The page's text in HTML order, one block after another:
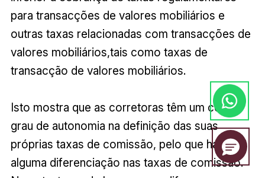
para transacções de valores mobiliários e
outras taxas relacionadas com transacções de
valores mobiliários,tais como taxas de
transacção de valores mobiliários.
Isto mostra que as corretoras têm um certo
grau de autonomia na definição das suas
próprias taxas de comissão, pelo que haverá
alguma diferenciação nas taxas de comissão.